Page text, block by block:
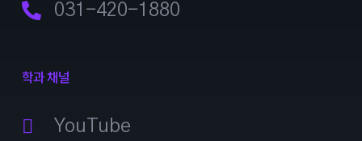
031-420-1880
학과 채널
YouTube